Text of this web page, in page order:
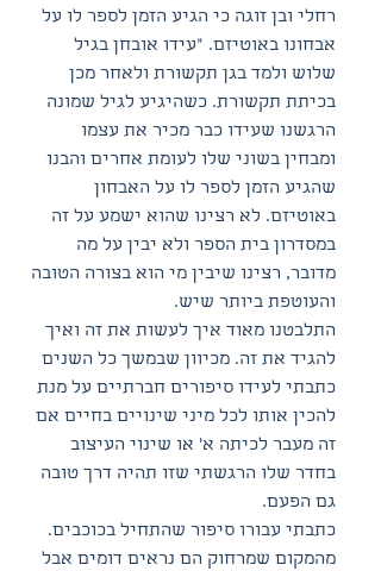
רחלי ובן זוגה כי הגיע הזמן לספר לו על
אבחונו באוטיזם. "עידו אובחן בגיל
שלוש ולמד בגן תקשורת ולאחר מכן
בכיתת תקשורת. כשהיגיע לגיל שמונה
הרגשנו שעידו כבר מכיר את עצמו
ומבחין בשוני שלו לעומת אחרים והבנו
שהגיע הזמן לספר לו על האבחון
באוטיזם. לא רצינו שהוא ישמע על זה
במסדרון בית הספר ולא יבין על מה
מדובר, רצינו שיבין מי הוא בצורה הטובה
והעוטפת ביותר שיש.
התלבטנו מאוד איך לעשות את זה ואיך
להגיד את זה. מכיוון שבמשך כל השנים
כתבתי לעידו סיפורים חברתיים על מנת
להכין אותו לכל מיני שינויים בחיים אם
זה מעבר לכיתה א' או שינוי העיצוב
בחדר שלו הרגשתי שזו תהיה דרך טובה
גם הפעם.
כתבתי עבורו סיפור שהתחיל בכוכבים.
מהמקום שמרחוק הם נראים דומים אבל